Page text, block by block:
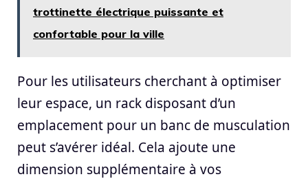
trottinette électrique puissante et
confortable pour la ville
Pour les utilisateurs cherchant à optimiser
leur espace, un rack disposant d’un
emplacement pour un banc de musculation
peut s’avérer idéal. Cela ajoute une
dimension supplémentaire à vos